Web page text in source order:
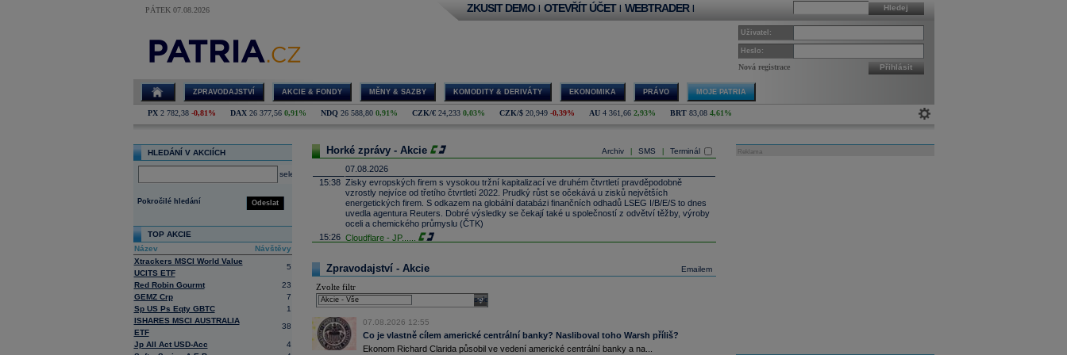
PÁTEK 07.08.2026 Hledej
ZKUSIT DEMO | OTEVŘÍT ÚČET | WEBTRADER |
Uživatel:
Heslo:
Nová registrace Přihlásit
ZPRAVODAJSTVÍ AKCIE & FONDY MĚNY & SAZBY KOMODITY & DERIVÁTY EKONOMIKA PRÁVO MOJE PATRIA
PX 2 782,38 -0,81% DAX 26 377,56 0,91% NDQ 26 588,80 0,91% CZK/€ 24,233 0,03% CZK/$ 20,949 -0,39% AU 4 361,66 2,93% BRT 83,08 4,61%
HLEDÁNÍ V AKCIÍCH
select
Odeslat
Pokročilé hledání
TOP AKCIE
Název
Návštěvy
Xtrackers MSCI World Value
UCITS ETF
5
Red Robin Gourmt
23
GEMZ Crp
7
Sp US Ps Eqty GBTC
1
ISHARES MSCI AUSTRALIA
ETF
38
Jp All Act USD-Acc
4
Archiv SMS Terminál
Horké zprávy - Akcie
07.08.2026
15:38 Zisky evropských firem s vysokou tržní kapitalizací ve druhém čtvrtletí pravděpodobně
vzrostly nejvíce od třetího čtvrtletí 2022. Prudký růst se očekává u zisků největších
energetických firem. S odkazem na globální databázi finančních odhadů LSEG I/B/E/S to dnes
uvedla agentura Reuters. Dobré výsledky se čekají také u společností z odvětví těžby, výroby
oceli a chemického průmyslu (ČTK)
15:26 Cloudflare - JP......
14:49 Airbnb -JP Mor......
14:24
13:59 DHL - Bernstein...
13:44 BAE Systems - M...
13:04 Jedna z největších světových pořadatelů kulturních akcí Live Nation získá majoritní podíl 51
procent v novém provozovateli multifunkčních hal O2 arena, O2 universum a Forum Karlín.
Nový společný podnik založí s investiční skupinou PPF, která prostřednictvím dceřiné firmy
Emailem
Zpravodajství - Akcie
Zvolte filtr
select
07.08.2026 12:55
Co je vlastně cílem americké centrální banky? Nasliboval toho Warsh příliš?
Ekonom Richard Clarida působil ve vedení americké centrální banky a na...
Reklama